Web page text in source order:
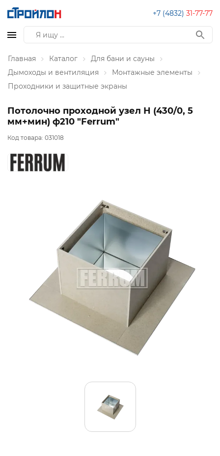
+7 (4832) 31-77-77
Главная Каталог
Для бани и сауны
Дымоходы и вентиляция
Монтажные элементы
Проходники и защитные экраны
Потолочно проходной узел Н (430/0, 5
мм+мин) ф210 "Ferrum"
Код товара: 031018